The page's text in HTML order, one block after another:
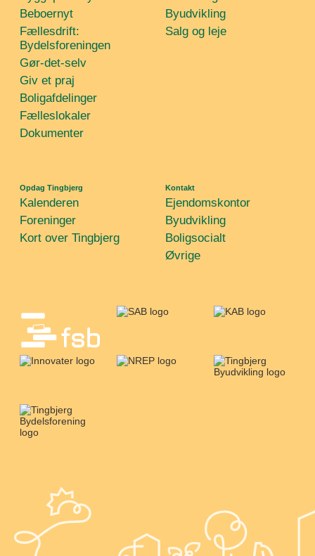
Beboernyt
Fællesdrift:
Bydelsforeningen
Gør-det-selv
Giv et praj
Boligafdelinger
Fælleslokaler
Dokumenter
Byudvikling
Salg og leje
Opdag Tingbjerg
Kalenderen
Foreninger
Kort over Tingbjerg
Kontakt
Ejendomskontor
Byudvikling
Boligsocialt
Øvrige